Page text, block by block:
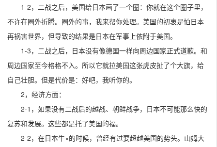
1-2，二战之后，美国给日本画了一个圈：你就在这个圈子里，
不许在圈外折腾。圈外的事，我来帮你处理。美国的初衷是怕日本
再祸害世界，但导致的结果是日本在军事上依附于美国。
1-3，二战之后，日本没有像德国一样向周边国家正式道歉。和
周边国家至今格格不入。所以它就拉美国这张虎皮扯了个大旗，给
自己壮胆。但是代价是：好吧，我听你的。
2，经济方面：
2-1，如果没有二战后的越战、朝鲜战争，日本不可能那么快的
复苏和发展。这些都是托了美国的福。
2-2，在日本牛×的时候，曾经有过要超越美国的势头。山姆大